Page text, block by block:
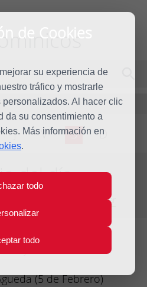
de Cookies
su experiencia de
tráfico y mostrarle
Al hacer clic
da su consentimiento a
Más información en
.
todo
todo
J V S D
del día
del Tiempo Ordinario - Año Par
día y comentario
(5 de Febrero)